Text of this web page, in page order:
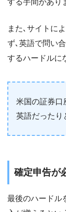
する手間があり
また､サイトに
ず､英語で問い
するハードルに
米国の証券口
英語だったり
確定申告が
最後のハードル